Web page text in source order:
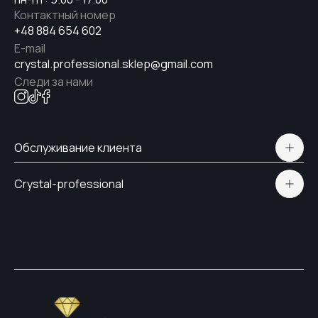
+48 884 654 602
Контактный номер
crystal.professional.sklep@gmail.com
E-mail
Следи за нами
Обслуживание клиента
Доставка и оплата
Crystal-professional